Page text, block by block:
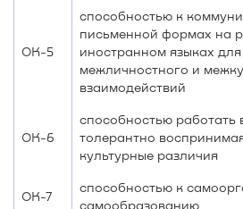
ОК-5
способностью к
письменной формах на
иностранном языках
межличностного и
взаимодействий
ОК-6
способностью работать
толерантно
культурные различия
ОК-7
способностью к
самообразованию